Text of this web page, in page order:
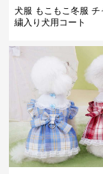
犬服 もこもこ冬服 チ
繍入り犬用コート